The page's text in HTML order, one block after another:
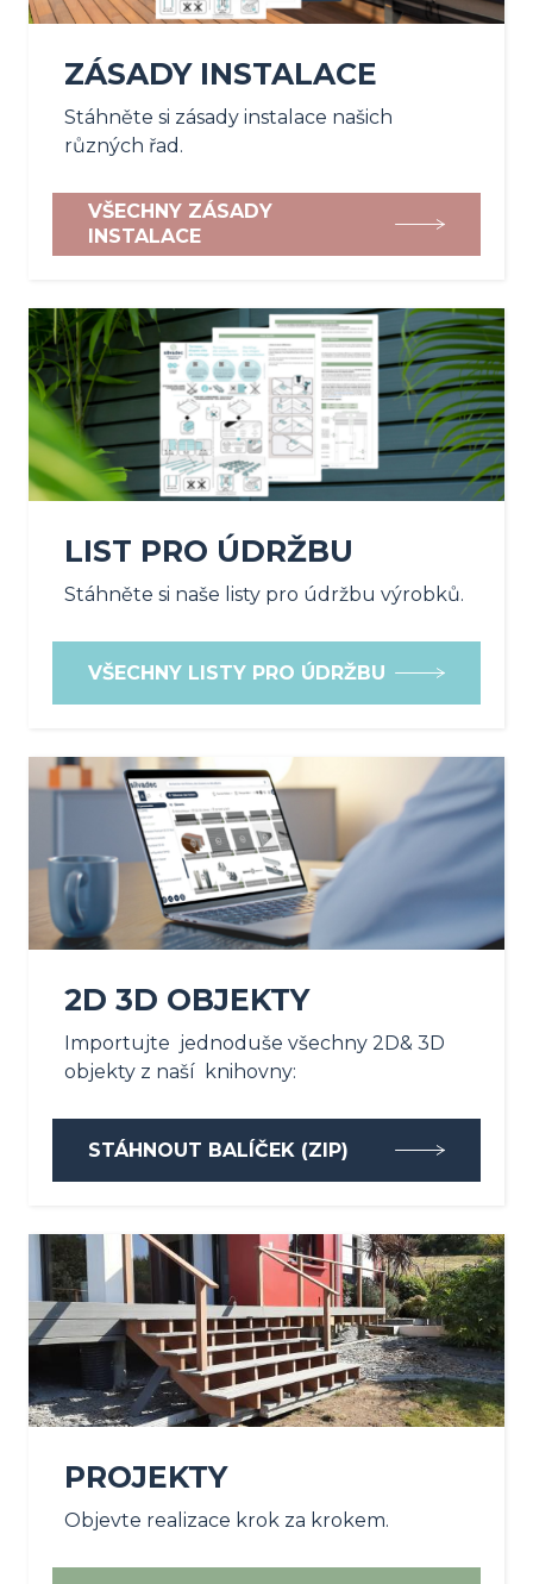
ZÁSADY INSTALACE
Stáhněte si zásady instalace našich
různých řad.
VŠECHNY ZÁSADY
INSTALACE
LIST PRO ÚDRŽBU
Stáhněte si naše listy pro údržbu výrobků.
VŠECHNY LISTY PRO ÚDRŽBU
2D 3D OBJEKTY
Importujte jednoduše všechny 2D& 3D
objekty z naší knihovny:
STÁHNOUT BALÍČEK (ZIP)
PROJEKTY
Objevte realizace krok za krokem.